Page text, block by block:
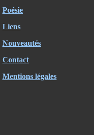
Poésie
Liens
Nouveautés
Contact
Mentions légales